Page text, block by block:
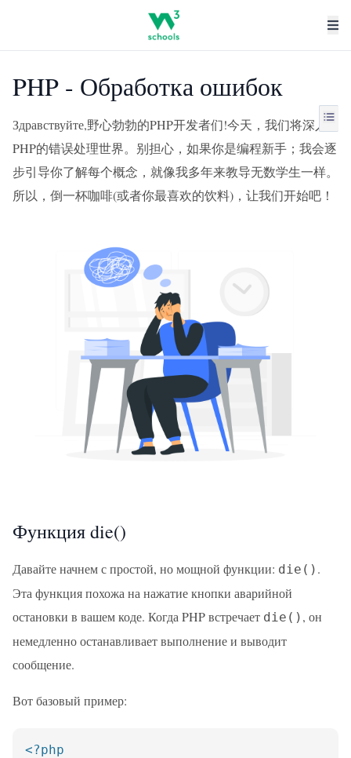
PHP - Обработка ошибок
Здравствуйте,野心勃勃的PHP开发者们!今天，我们将深入
PHP的错误处理世界。别担心，如果你是编程新手；我会逐
步引导你了解每个概念，就像我多年来教导无数学生一样。
所以，倒一杯咖啡(或者你最喜欢的饮料)，让我们开始吧！
Функция die()
Давайте начнем с простой, но мощной функции: die() .
Эта функция похожа на нажатие кнопки аварийной
остановки в вашем коде. Когда PHP встречает die() , он
немедленно останавливает выполнение и выводит
сообщение.
Вот базовый пример:
<?php